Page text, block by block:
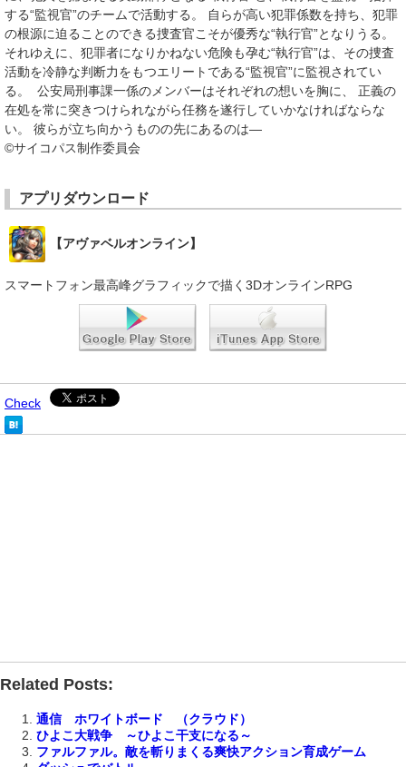
する“監視官”のチームで活動する。 自らが高い犯罪係数を持ち、犯罪
の根源に迫ることのできる捜査官こそが優秀な“執行官”となりうる。
それゆえに、犯罪者になりかねない危険も孕む“執行官”は、その捜査
活動を冷静な判断力をもつエリートである“監視官”に監視されてい
る。 公安局刑事課一係のメンバーはそれぞれの想いを胸に、 正義の
在処を常に突きつけられながら任務を遂行していかなければならな
い。 彼らが立ち向かうものの先にあるのは―
©サイコパス制作委員会
アプリダウンロード
【アヴァベルオンライン】
スマートフォン最高峰グラフィックで描く3DオンラインRPG
Check
Related Posts:
通信 ホワイトボード （クラウド）
ひよこ大戦争 ～ひよこ干支になる～
ファルファル。敵を斬りまくる爽快アクション育成ゲーム